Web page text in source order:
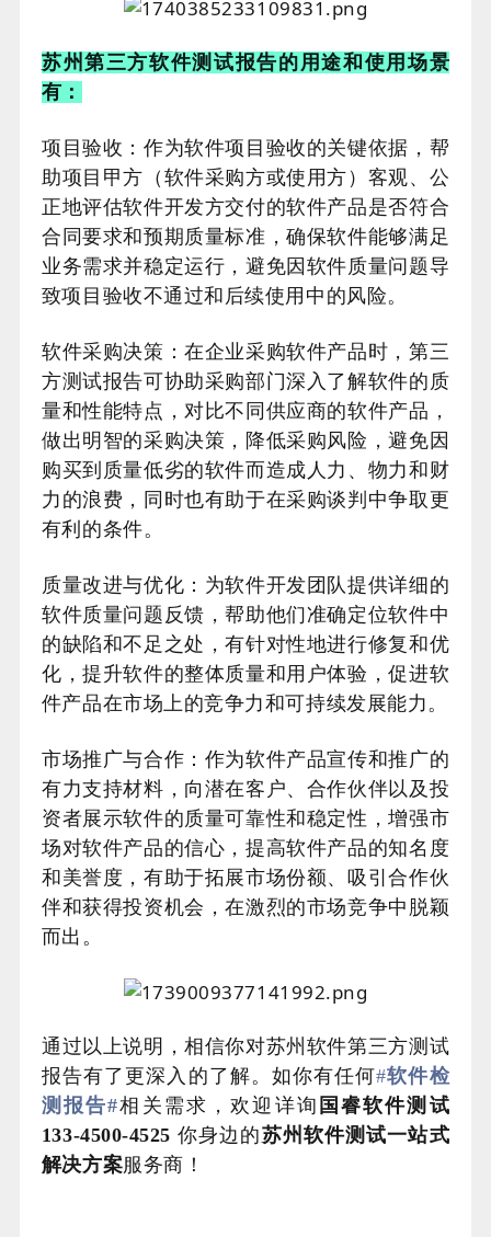
苏州第三方软件测试报告的用途和使用场景
有：
项目验收：作为软件项目验收的关键依据，帮
助项目甲方（软件采购方或使用方）客观、公
正地评估软件开发方交付的软件产品是否符合
合同要求和预期质量标准，确保软件能够满足
业务需求并稳定运行，避免因软件质量问题导
致项目验收不通过和后续使用中的风险。
软件采购决策：在企业采购软件产品时，第三
方测试报告可协助采购部门深入了解软件的质
量和性能特点，对比不同供应商的软件产品，
做出明智的采购决策，降低采购风险，避免因
购买到质量低劣的软件而造成人力、物力和财
力的浪费，同时也有助于在采购谈判中争取更
有利的条件。
质量改进与优化：为软件开发团队提供详细的
软件质量问题反馈，帮助他们准确定位软件中
的缺陷和不足之处，有针对性地进行修复和优
化，提升软件的整体质量和用户体验，促进软
件产品在市场上的竞争力和可持续发展能力。
市场推广与合作：作为软件产品宣传和推广的
有力支持材料，向潜在客户、合作伙伴以及投
资者展示软件的质量可靠性和稳定性，增强市
场对软件产品的信心，提高软件产品的知名度
和美誉度，有助于拓展市场份额、吸引合作伙
伴和获得投资机会，在激烈的市场竞争中脱颖
而出。
通过以上说明，相信你对苏州软件第三方测试
报告有了更深入的了解。如你有任何#软件检
测报告#相关需求，欢迎详询 国睿软件测试
133-4500-4525 你身边的苏州 软件测试一站式
解决方案服务商！